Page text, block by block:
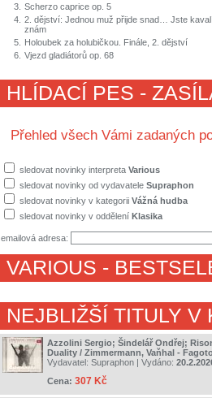
3. Scherzo caprice op. 5
4. 2. dějství: Jednou muž přijde snad… Jste
znám
5.
Holoubek za holubičkou. Finále, 2. dějství
6. Vjezd gladiátorů op. 68
HLÍDACÍ PES -
Přehled všech Vámi zadaných
sledovat novinky interpreta Various
sledovat novinky od vydavatele Supraphon
sledovat novinky v kategorii Vážná hudba
sledovat novinky v oddělení Klasika
emailová adresa:
VARIOUS -
NEJBLIŽŠÍ TITULY V
Azzolini Sergio; Šindelář Ondřej;
Duality / Zimmermann, Vaňhal -
Vydavatel: Supraphon | Vydáno:
Cena: 307 Kč